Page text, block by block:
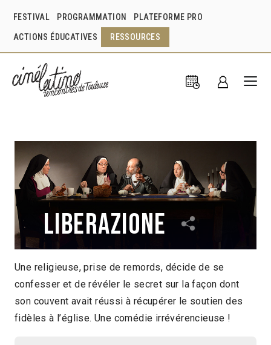
FESTIVAL PROGRAMMATION PLATEFORME PRO
ACTIONS ÉDUCATIVES RESSOURCES
Liberazione
Maria Alejandra Alvarez Colombie
2015
2017 > Focus: Caliwood, hier, aujourd'hui,
Une religieuse, prise de remords, décide de se
confesser et de révéler le secret sur la façon dont
son couvent avait réussi à récupérer le soutien des
fidèles à l’église. Une comédie irrévérencieuse !